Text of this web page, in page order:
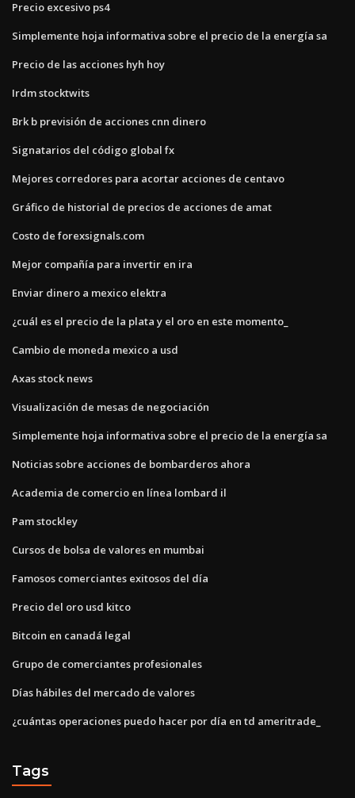
Precio excesivo ps4
Simplemente hoja informativa sobre el precio de la energía sa
Precio de las acciones hyh hoy
Irdm stocktwits
Brk b previsión de acciones cnn dinero
Signatarios del código global fx
Mejores corredores para acortar acciones de centavo
Gráfico de historial de precios de acciones de amat
Costo de forexsignals.com
Mejor compañía para invertir en ira
Enviar dinero a mexico elektra
¿cuál es el precio de la plata y el oro en este momento_
Cambio de moneda mexico a usd
Axas stock news
Visualización de mesas de negociación
Simplemente hoja informativa sobre el precio de la energía sa
Noticias sobre acciones de bombarderos ahora
Academia de comercio en línea lombard il
Pam stockley
Cursos de bolsa de valores en mumbai
Famosos comerciantes exitosos del día
Precio del oro usd kitco
Bitcoin en canadá legal
Grupo de comerciantes profesionales
Días hábiles del mercado de valores
¿cuántas operaciones puedo hacer por día en td ameritrade_
Tags